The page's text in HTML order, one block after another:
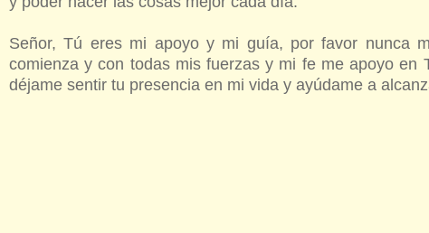
Señor, Tú eres mi apoyo y mi guía, por favor nunca
comienza y con todas mis fuerzas y mi fe me apoyo
déjame sentir tu presencia en mi vida y ayúdame a